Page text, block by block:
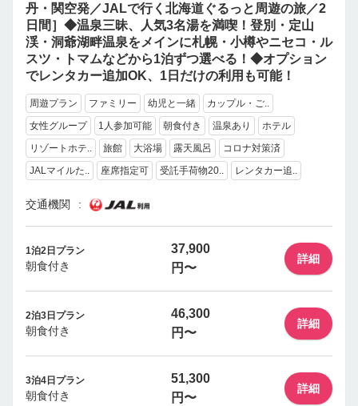
丹・関空発／JALで行く北海道ぐるっと周遊の旅／2
日間］◆温泉三昧、人気3名湯を満喫！登別・定山
渓・洞爺湖畔温泉をメインに札幌・小樽やニセコ・ル
スツ・トマムなどから1泊ずつ選べる！◆オプション
でレンタカー追加OK、1日だけの利用も可能！
周遊プラン ファミリー 幼児と一緒
カップル・ご..
女性グループ
1人参加可能 朝食付き 温泉あり
ホテル
リゾートホテ..
旅館 大浴場 露天風呂
コロナ対策済
JALマイルた..
座席指定可 受託手荷物20.. レンタカー追..
交通機関
1泊2日プラン
朝食付き
37,900
円〜
詳細
2泊3日プラン
朝食付き
46,300
円〜
詳細
3泊4日プラン
朝食付き
51,300
円〜
詳細